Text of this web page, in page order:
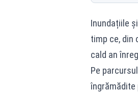
Inundațiile
timp ce, din
cald an
Pe
îngrămădite